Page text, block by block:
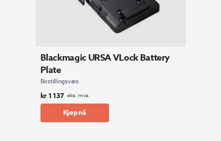
Blackmagic URSA VLock Battery
Plate
Bestillingsvare
kr1 137 eks. mva.
Kjøp nå